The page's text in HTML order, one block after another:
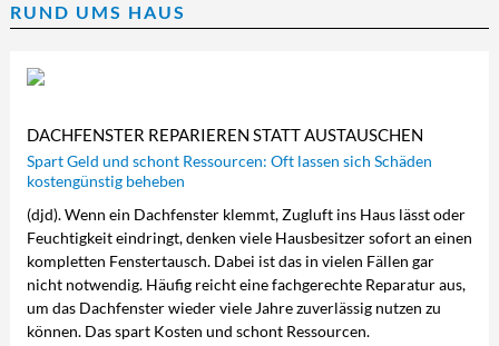
RUND UMS HAUS
DACHFENSTER REPARIEREN STATT AUSTAUSCHEN
Spart Geld und schont Ressourcen: Oft lassen sich Schäden
kostengünstig beheben
(djd). Wenn ein Dachfenster klemmt, Zugluft ins Haus lässt oder
Feuchtigkeit eindringt, denken viele Hausbesitzer sofort an einen
kompletten Fenstertausch. Dabei ist das in vielen Fällen gar
nicht notwendig. Häufig reicht eine fachgerechte Reparatur aus,
um das Dachfenster wieder viele Jahre zuverlässig nutzen zu
können. Das spart Kosten und schont Ressourcen.